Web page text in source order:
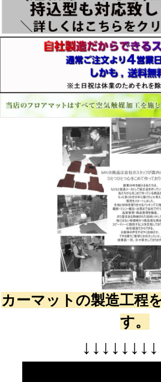
カーマットの製造工程
す。
↓ ↓ ↓ ↓ ↓ ↓ ↓ ↓